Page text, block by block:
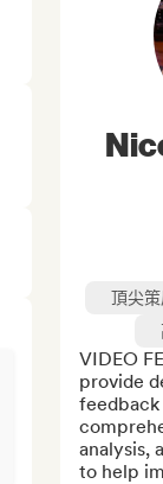
頂尖
VIDEO
provide
feedback
analysis,
to help